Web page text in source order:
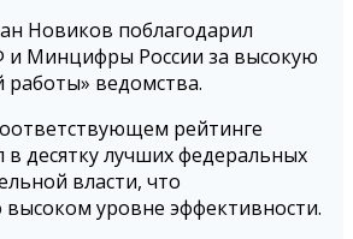
Новиков поблагодарил
и Минцифры России за высокую
ведомства.
рейтинге
десятку лучших федеральных
власти, что
высоком уровне эффективности.